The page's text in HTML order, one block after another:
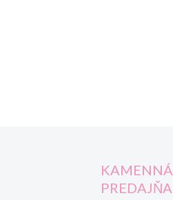
KAMENNÁ
PREDAJŇA